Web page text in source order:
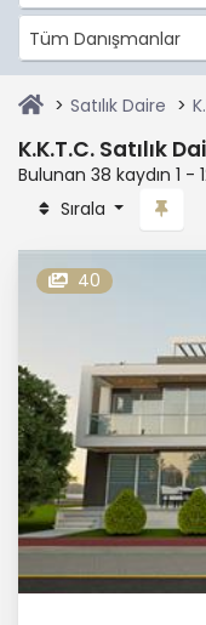
Tüm Danışmanlar
Satılık Daire
K.K.T.C. Satılık
Bulunan 38 kaydın 1 -
Sırala
40